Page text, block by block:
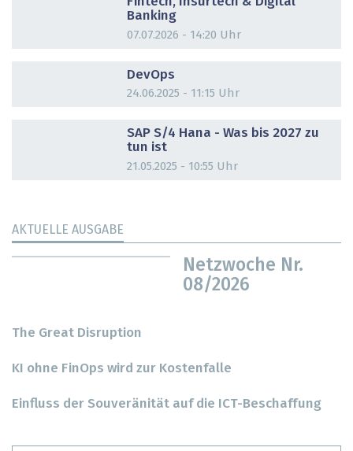
Banking
07.07.2026 - 14:20 Uhr
DevOps
24.06.2025 - 11:15 Uhr
SAP S/4 Hana - Was bis 2027 zu
tun ist
21.05.2025 - 10:55 Uhr
AKTUELLE AUSGABE
Netzwoche Nr.
08/2026
The Great Disruption
KI ohne FinOps wird zur Kostenfalle
Einfluss der Souveränität auf die ICT-Beschaffung